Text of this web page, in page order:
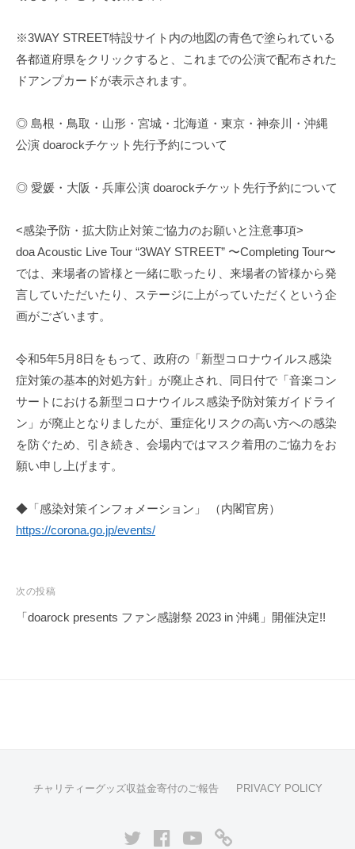
※3WAY STREET特設サイト内の地図の青色で塗られている
各都道府県をクリックすると、これまでの公演で配布された
ドアンプカードが表示されます。
◎ 島根・鳥取・山形・宮城・北海道・東京・神奈川・沖縄
公演 doarockチケット先行予約について
◎ 愛媛・大阪・兵庫公演 doarockチケット先行予約について
<感染予防・拡大防止対策ご協力のお願いと注意事項>
doa Acoustic Live Tour “3WAY STREET” 〜Completing Tour〜
では、来場者の皆様と一緒に歌ったり、来場者の皆様から発
言していただいたり、ステージに上がっていただくという企
画がございます。
令和5年5月8日をもって、政府の「新型コロナウイルス感染
症対策の基本的対処方針」が廃止され、同日付で「音楽コン
サートにおける新型コロナウイルス感染予防対策ガイドライ
ン」が廃止となりましたが、重症化リスクの高い方への感染
を防ぐため、引き続き、会場内ではマスク着用のご協力をお
願い申し上げます。
◆「感染対策インフォメーション」 （内閣官房）
https://corona.go.jp/events/
投
稿
次の投稿
「doarock presents ファン感謝祭 2023 in 沖縄」開催決定!!
チャリティーグッズ収益金寄付のご報告 PRIVACY POLICY
twitter facebookYouTubeGOODS